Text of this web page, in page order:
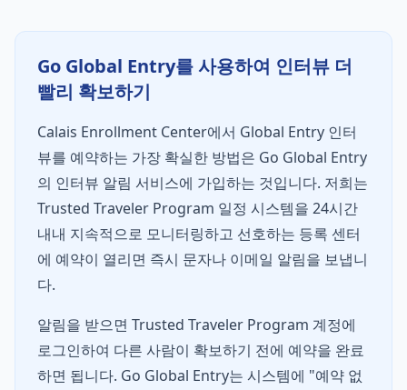
Go Global Entry를 사용하여 인터뷰 더
빨리 확보하기
Calais Enrollment Center에서 Global Entry 인터
뷰를 예약하는 가장 확실한 방법은 Go Global Entry
의 인터뷰 알림 서비스에 가입하는 것입니다. 저희는
Trusted Traveler Program 일정 시스템을 24시간
내내 지속적으로 모니터링하고 선호하는 등록 센터
에 예약이 열리면 즉시 문자나 이메일 알림을 보냅니
다.
알림을 받으면 Trusted Traveler Program 계정에
로그인하여 다른 사람이 확보하기 전에 예약을 완료
하면 됩니다. Go Global Entry는 시스템에 "예약 없